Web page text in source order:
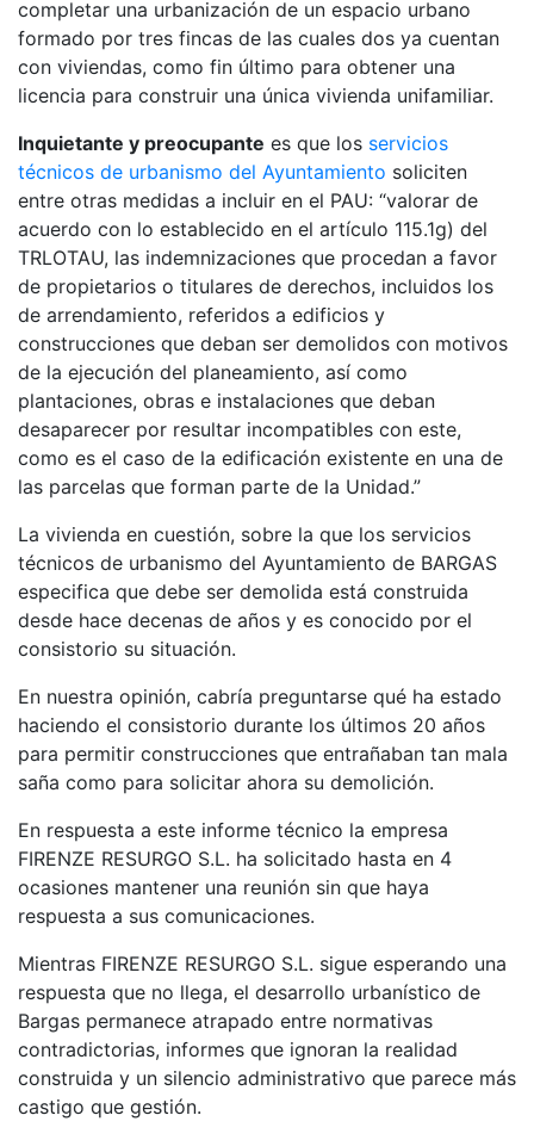
completar una urbanización de un espacio urbano
formado por tres fincas de las cuales dos ya cuentan
con viviendas, como fin último para obtener una
licencia para construir una única vivienda unifamiliar.
Inquietante y preocupante es que los servicios
técnicos de urbanismo del Ayuntamiento soliciten
entre otras medidas a incluir en el PAU: “valorar de
acuerdo con lo establecido en el artículo 115.1g) del
TRLOTAU, las indemnizaciones que procedan a favor
de propietarios o titulares de derechos, incluidos los
de arrendamiento, referidos a edificios y
construcciones que deban ser demolidos con motivos
de la ejecución del planeamiento, así como
plantaciones, obras e instalaciones que deban
desaparecer por resultar incompatibles con este,
como es el caso de la edificación existente en una de
las parcelas que forman parte de la Unidad.”
La vivienda en cuestión, sobre la que los servicios
técnicos de urbanismo del Ayuntamiento de BARGAS
especifica que debe ser demolida está construida
desde hace decenas de años y es conocido por el
consistorio su situación.
En nuestra opinión, cabría preguntarse qué ha estado
haciendo el consistorio durante los últimos 20 años
para permitir construcciones que entrañaban tan mala
saña como para solicitar ahora su demolición.
En respuesta a este informe técnico la empresa
FIRENZE RESURGO S.L. ha solicitado hasta en 4
ocasiones mantener una reunión sin que haya
respuesta a sus comunicaciones.
Mientras FIRENZE RESURGO S.L. sigue esperando una
respuesta que no llega, el desarrollo urbanístico de
Bargas permanece atrapado entre normativas
contradictorias, informes que ignoran la realidad
construida y un silencio administrativo que parece más
castigo que gestión.